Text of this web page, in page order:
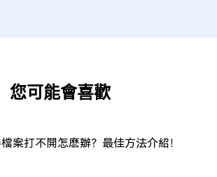
您可能會喜歡
案打不開怎麽辦？最佳方法介紹！